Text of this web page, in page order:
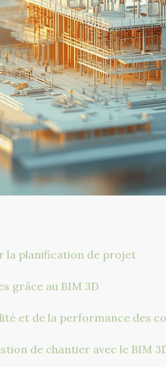
la planification de projet
grâce au BIM 3D
et de la performance des
de chantier avec le BIM